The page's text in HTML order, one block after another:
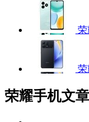
荣
荣
荣耀手机文章